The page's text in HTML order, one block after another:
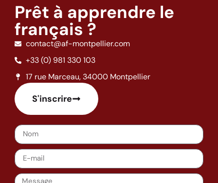
Prêt à apprendre le
français ?
contact@af-montpellier.com
+33 (0) 981 330 103
17 rue Marceau, 34000 Montpellier
S'inscrire